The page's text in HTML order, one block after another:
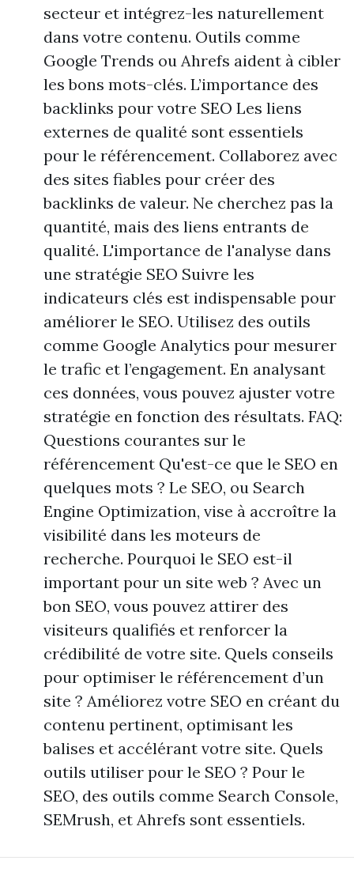
secteur et intégrez-les naturellement
dans votre contenu. Outils comme
Google Trends ou Ahrefs aident à cibler
les bons mots-clés. L’importance des
backlinks pour votre SEO Les liens
externes de qualité sont essentiels
pour le référencement. Collaborez avec
des sites fiables pour créer des
backlinks de valeur. Ne cherchez pas la
quantité, mais des liens entrants de
qualité. L'importance de l'analyse dans
une stratégie SEO Suivre les
indicateurs clés est indispensable pour
améliorer le SEO. Utilisez des outils
comme Google Analytics pour mesurer
le trafic et l’engagement. En analysant
ces données, vous pouvez ajuster votre
stratégie en fonction des résultats. FAQ:
Questions courantes sur le
référencement Qu'est-ce que le SEO en
quelques mots ? Le SEO, ou Search
Engine Optimization, vise à accroître la
visibilité dans les moteurs de
recherche. Pourquoi le SEO est-il
important pour un site web ? Avec un
bon SEO, vous pouvez attirer des
visiteurs qualifiés et renforcer la
crédibilité de votre site. Quels conseils
pour optimiser le référencement d’un
site ? Améliorez votre SEO en créant du
contenu pertinent, optimisant les
balises et accélérant votre site. Quels
outils utiliser pour le SEO ? Pour le
SEO, des outils comme Search Console,
SEMrush, et Ahrefs sont essentiels.